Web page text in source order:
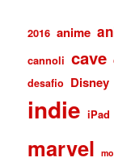
2016 anime
cannoli cave
desafio Disney
indie iPad
marvel